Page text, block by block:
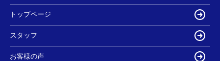
トップページ
スタッフ
お客様の声